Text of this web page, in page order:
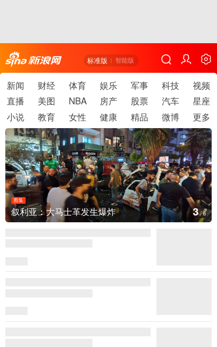
标准版 智能版
新闻 财经 体育 娱乐 军事 科技
视频
直播
美图 NBA 房产 股票 汽车
星座
小说
教育 女性 健康 精品 微博 更多
图集
叙利亚：大马士革发生爆炸 4/6